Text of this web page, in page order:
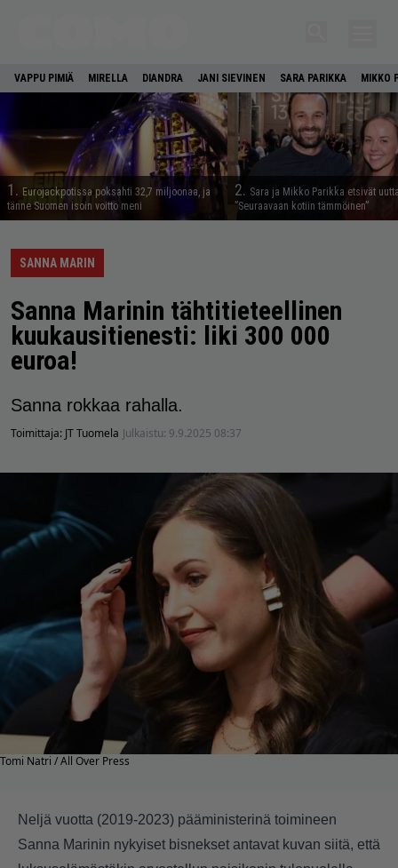
VAPPU PIMIÄ MIRELLA DIANDRA JANI SIEVINEN SARA PARIKKA MIKKO
1. Eurojackpotissa poksahti 32,7 miljoonaa, ja
tänne Suomen isoin voitto meni
2. Sara ja Mikko Parikka etsivät
”Seuraavaan kotiin tämmöinen”
SANNA MARIN
Sanna Marinin tähtitieteellinen
kuukausitienesti: liki 300 000
euroa!
Sanna rokkaa rahalla.
Toimittaja: JT Tuomela Julkaistu: 9.9.2025 08:37
Tomi Natri / All Over Press
Neljä vuotta (2019-2023) pääministerinä toimineen
Sanna Marinin nykyiset bisnekset antavat kuvan siitä, että